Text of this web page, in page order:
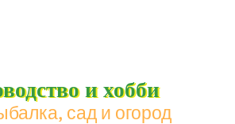
и хобби
сад и огород